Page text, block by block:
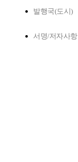
발행국(도시)
서명/저자사항